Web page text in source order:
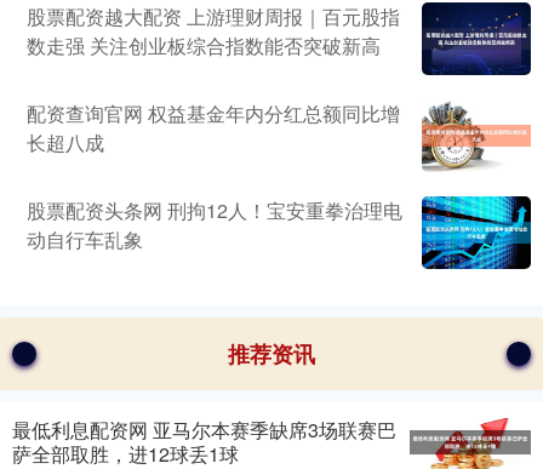
股票配资越大配资 上游理财周报｜百元股指
数走强 关注创业板综合指数能否突破新高
配资查询官网 权益基金年内分红总额同比增
长超八成
股票配资头条网 刑拘12人！宝安重拳治理电
动自行车乱象
推荐资讯
最低利息配资网 亚马尔本赛季缺席3场联赛巴
萨全部取胜，进12球丢1球